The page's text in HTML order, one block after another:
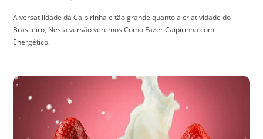
A versatilidade da Caipirinha e tão grande quanto a criatividade do
Brasileiro, Nesta versão veremos Como Fazer Caipirinha com
Energético.